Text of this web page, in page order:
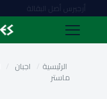
أرجيرس أصل البقالة
الرئيسية اجبان
ماستر